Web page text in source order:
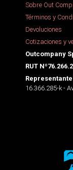
Sobre Out
Términos y
Devoluciones
Cotizaciones y
Outcompany
RUT
16.366.285-k -